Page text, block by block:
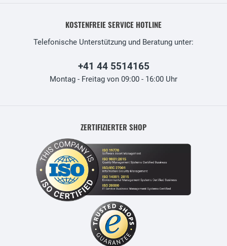
KOSTENFREIE SERVICE HOTLINE
Telefonische Unterstützung und Beratung unter:
+41 44 5514165
Montag - Freitag von 09:00 - 16:00 Uhr
ZERTIFIZIERTER SHOP